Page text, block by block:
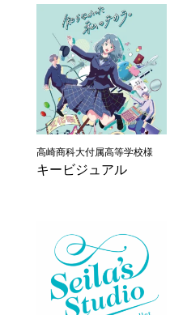
高崎商科大付属高等学校様
キービジュアル